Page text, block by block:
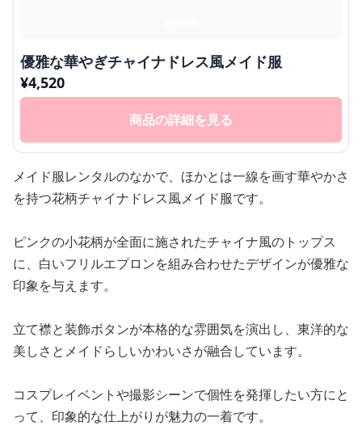
優雅な華やぎチャイナドレス風メイド服
¥4,520
商品の詳細を見る
メイド服レンタルのなかで、ほかとは一線を画す華やかさ
を持つ花柄チャイナドレス風メイド服です。
ピンクの小花柄が全面に施されたチャイナ風のトップス
に、白いフリルエプロンを組み合わせたデザインが優雅な
印象を与えます。
立て襟と装飾ボタンが本格的な雰囲気を演出し、東洋的な
美しさとメイドらしいかわいさが融合しています。
コスプレイベントや撮影シーンで個性を発揮したい方にと
って、印象的な仕上がりが魅力の一着です。